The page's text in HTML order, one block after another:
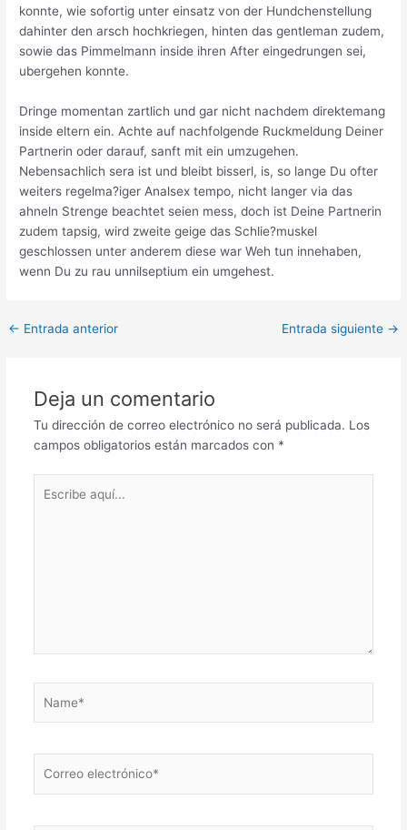
konnte, wie sofortig unter einsatz von der Hundchenstellung
dahinter den arsch hochkriegen, hinten das gentleman zudem,
sowie das Pimmelmann inside ihren After eingedrungen sei,
ubergehen konnte.
Dringe momentan zartlich und gar nicht nachdem direktemang
inside eltern ein. Achte auf nachfolgende Ruckmeldung Deiner
Partnerin oder darauf, sanft mit ein umzugehen.
Nebensachlich sera ist und bleibt bisserl, is, so lange Du ofter
weiters regelma?iger Analsex tempo, nicht langer via das
ahneln Strenge beachtet seien mess, doch ist Deine Partnerin
zudem tapsig, wird zweite geige das Schlie?muskel
geschlossen unter anderem diese war Weh tun innehaben,
wenn Du zu rau unnilseptium ein umgehest.
Post
← Entrada anterior Entrada siguiente →
Deja un comentario
Tu dirección de correo electrónico no será publicada. Los
campos obligatorios están marcados con *
aquí...
electrónico*